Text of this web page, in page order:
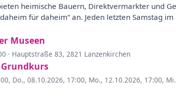
heimische Bauern, Direktvermarkter und
für daheim“ an. Jeden letzten Samstag
Museen
· Hauptstraße 83, 2821 Lanzenkirchen
, Do., 08.10.2026, 17:00, Mo., 12.10.2026, 17:00,